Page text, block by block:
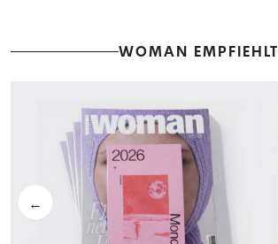
WOMAN EMPFIEHLT
←